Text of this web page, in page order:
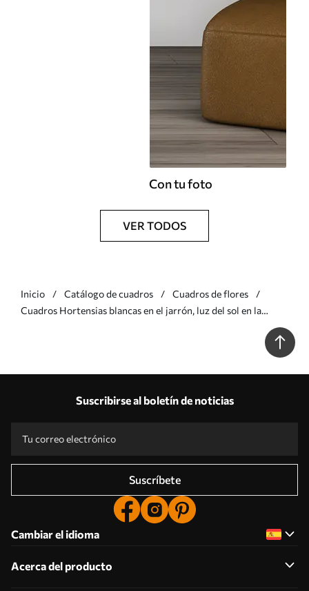
Con tu foto
VER TODOS
Inicio Catálogo de cuadros
Cuadros de flores
Cuadros Hortensias blancas en el jarrón, luz del sol en la
Suscribirse al boletín de noticias
Suscríbete
Cambiar el idioma
Acerca del producto